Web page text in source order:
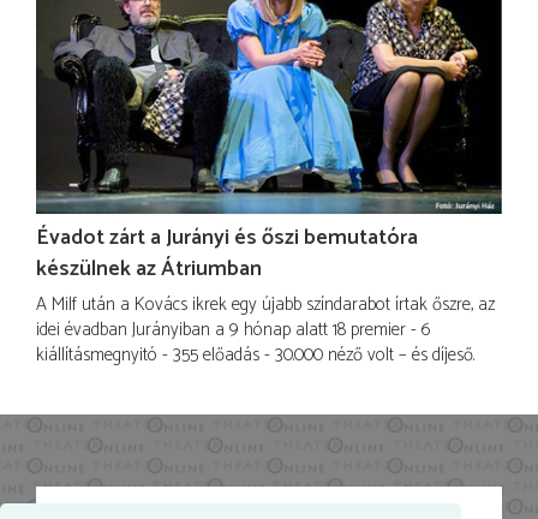
Évadot zárt a Jurányi és őszi bemutatóra
készülnek az Átriumban
A Milf után a Kovács ikrek egy újabb színdarabot írtak őszre, az
idei évadban Jurányiban a 9 hónap alatt 18 premier - 6
kiállításmegnyitó - 355 előadás - 30.000 néző volt – és díjeső.